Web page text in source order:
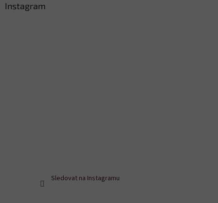
Instagram
Sledovat na Instagramu